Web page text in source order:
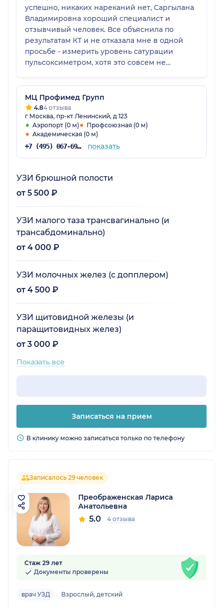
успешно, никаких нареканий нет, Саргылана
Владимировна хороший специалист и
отзывчивый человек. Все объяснила по
результатам КТ и не отказала мне в одной
просьбе - измерить уровень сатурации
пульсоксиметром, хотя это совсем не
большое спасибо, потому что я болела
ковидом и очень переживала за свое
состояние. Я осталась всем довольна и хочу
поставить Саргылане Владимировне
максимальную оценку.
МЦ Профимед Групп
4.84 отзыва
г Москва, пр-кт Ленинский, д 123
Аэропорт (0 м)
Профсоюзная (0 м)
Академическая (0 м)
+7 (495) 067-69-20 показать
УЗИ брюшной полости
от 5 500 ₽
УЗИ малого таза трансвагинально (и
трансабдоминально)
от 4 000 ₽
УЗИ молочных желез (с допплером)
от 4 500 ₽
УЗИ щитовидной железы (и
паращитовидных желез)
от 3 000 ₽
Показать все
Записаться на прием
В клинику можно записаться только по телефону
Записалось 29 человек
Преображенская Лариса
Анатольевна
5.0 4 отзыва
Стаж 29 лет
Документы проверены
врач УЗД Взрослый, детский